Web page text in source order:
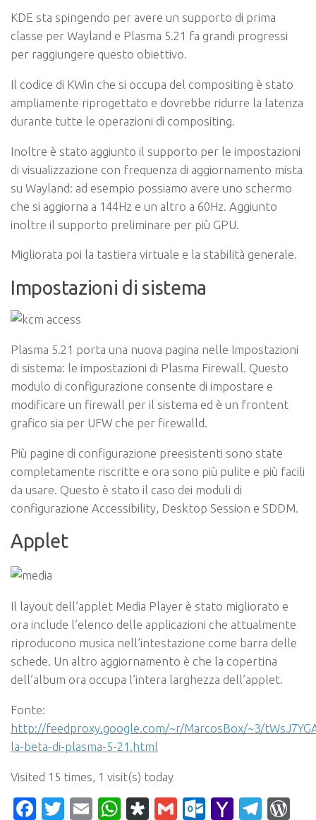
KDE sta spingendo per avere un supporto di prima
classe per Wayland e Plasma 5.21 fa grandi progressi
per raggiungere questo obiettivo.
Il codice di KWin che si occupa del compositing è stato
ampliamente riprogettato e dovrebbe ridurre la latenza
durante tutte le operazioni di compositing.
Inoltre è stato aggiunto il supporto per le impostazioni
di visualizzazione con frequenza di aggiornamento mista
su Wayland: ad esempio possiamo avere uno schermo
che si aggiorna a 144Hz e un altro a 60Hz. Aggiunto
inoltre il supporto preliminare per più GPU.
Migliorata poi la tastiera virtuale e la stabilità generale.
Impostazioni di sistema
Plasma 5.21 porta una nuova pagina nelle Impostazioni
di sistema: le impostazioni di Plasma Firewall. Questo
modulo di configurazione consente di impostare e
modificare un firewall per il sistema ed è un frontent
grafico sia per UFW che per firewalld.
Più pagine di configurazione preesistenti sono state
completamente riscritte e ora sono più pulite e più facili
da usare. Questo è stato il caso dei moduli di
configurazione Accessibility, Desktop Session e SDDM.
Applet
Il layout dell’applet Media Player è stato migliorato e
ora include l’elenco delle applicazioni che attualmente
riproducono musica nell’intestazione come barra delle
schede. Un altro aggiornamento è che la copertina
dell’album ora occupa l’intera larghezza dell’applet.
Fonte:
http://feedproxy.google.com/~r/MarcosBox/~3/
la-beta-di-plasma-5-21.html
Visited 15 times, 1 visit(s) today
Facebook
Twitter
EmailWhatsApp
Diaspora
Gmail Yahoo